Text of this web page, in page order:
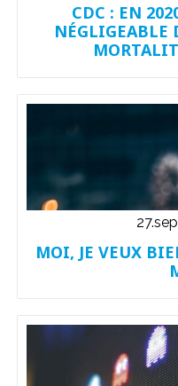
CDC : EN
NÉGLIGEABLE
MOI, JE VEUX